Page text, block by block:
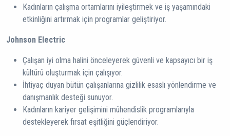
Kadınların çalışma ortamlarını iyileştirmek ve iş yaşamındaki
etkinliğini artırmak için programlar geliştiriyor.
Johnson Electric
Çalışan iyi olma halini önceleyerek güvenli ve kapsayıcı bir iş
kültürü oluşturmak için çalışıyor.
İhtiyaç duyan bütün çalışanlarına gizlilik esaslı yönlendirme ve
danışmanlık desteği sunuyor.
Kadınların kariyer gelişimini mühendislik programlarıyla
destekleyerek fırsat eşitliğini güçlendiriyor.